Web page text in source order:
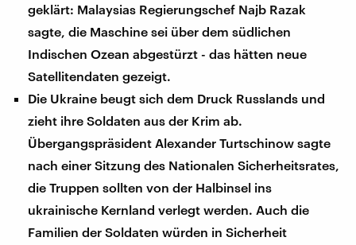
geklärt: Malaysias Regierungschef Najb Razak
sagte, die Maschine sei über dem südlichen
Indischen Ozean abgestürzt - das hätten neue
Satellitendaten gezeigt.
Die Ukraine beugt sich dem Druck Russlands und
zieht ihre Soldaten aus der Krim ab.
Übergangspräsident Alexander Turtschinow sagte
nach einer Sitzung des Nationalen Sicherheitsrates,
die Truppen sollten von der Halbinsel ins
ukrainische Kernland verlegt werden. Auch die
Familien der Soldaten würden in Sicherheit